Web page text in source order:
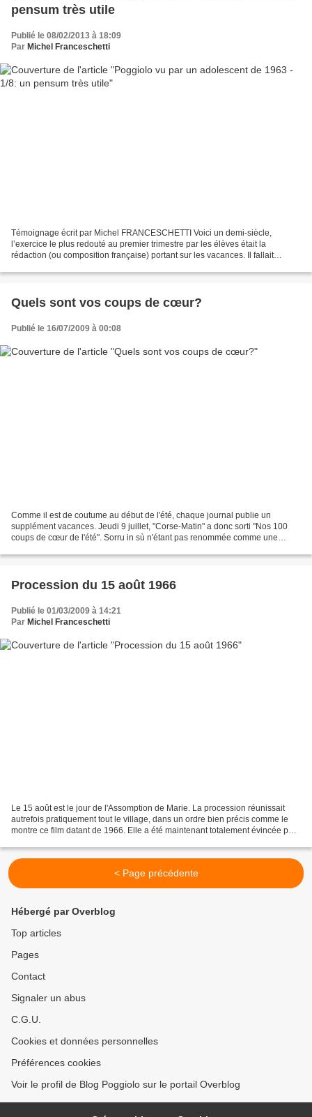
pensum très utile
Publié le 08/02/2013 à 18:09
Par Michel Franceschetti
Témoignage écrit par Michel FRANCESCHETTI Voici un demi-siècle,
l’exercice le plus redouté au premier trimestre par les élèves était la
rédaction (ou composition française) portant sur les vacances. Il fallait
Quels sont vos coups de cœur?
Publié le 16/07/2009 à 00:08
Comme il est de coutume au début de l'été, chaque journal publie un
supplément vacances. Jeudi 9 juillet, "Corse-Matin" a donc sorti "Nos 100
coups de cœur de l'été". Sorru in sù n'étant pas renommée comme une
Procession du 15 août 1966
Publié le 01/03/2009 à 14:21
Par Michel Franceschetti
Le 15 août est le jour de l'Assomption de Marie. La procession réunissait
autrefois pratiquement tout le village, dans un ordre bien précis comme le
montre ce film datant de 1966. Elle a été maintenant totalement évincée par
< Page précédente
Hébergé par Overblog
Top articles
Pages
Contact
Signaler un abus
C.G.U.
Cookies et données personnelles
Préférences cookies
Voir le profil de Blog Poggiolo sur le portail Overblog